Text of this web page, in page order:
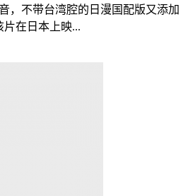
，不带台湾腔的日漫国配版又添加
在日本上映...